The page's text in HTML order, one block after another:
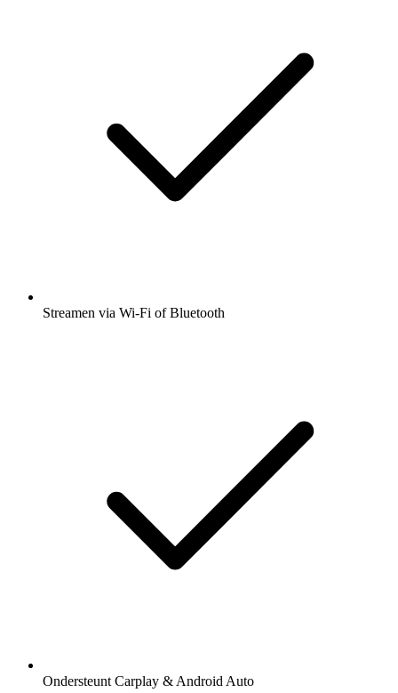
Streamen via Wi-Fi of Bluetooth
Ondersteunt Carplay & Android Auto